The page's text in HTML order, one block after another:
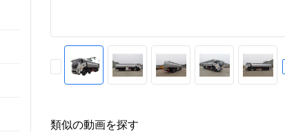
類似の動画を探す